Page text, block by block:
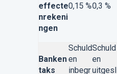
effecte
nrekeni
ngen
0,15 %0,3 %
Banken
taks
Schuld
en
inbegr
Schuld
en
uitgesl